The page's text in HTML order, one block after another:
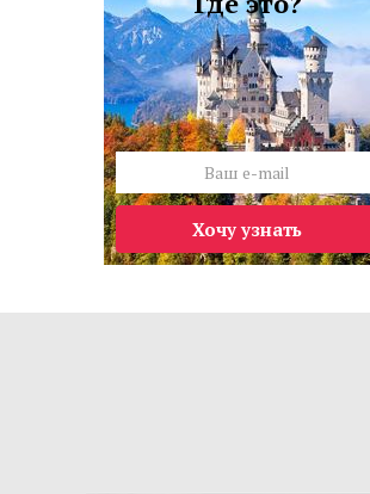
Хочу узнать